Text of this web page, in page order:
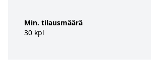
Min. tilausmäärä
30 kpl